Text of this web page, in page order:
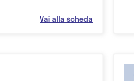
Vai alla scheda